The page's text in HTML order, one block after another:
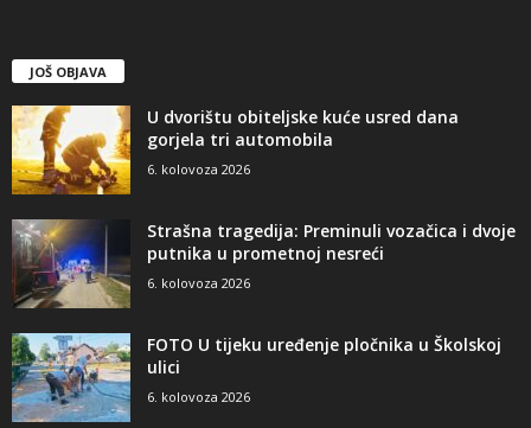
JOŠ OBJAVA
U dvorištu obiteljske kuće usred dana
gorjela tri automobila
6. kolovoza 2026
Strašna tragedija: Preminuli vozačica i dvoje
putnika u prometnoj nesreći
6. kolovoza 2026
FOTO U tijeku uređenje pločnika u Školskoj
ulici
6. kolovoza 2026